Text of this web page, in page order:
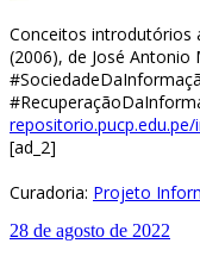
Conceitos introdutórios
(2006), de José Antonio
[ad_2]
Curadoria: Projeto
28 de agosto de 2022